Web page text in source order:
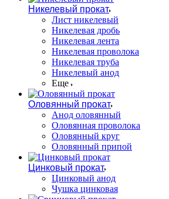
Никелевый прокат
Лист никелевый
Никелевая дробь
Никелевая лента
Никелевая проволока
Никелевая труба
Никелевый анод
Еще
Оловянный прокат
Анод оловянный
Оловянная проволока
Оловянный круг
Оловянный припой
Цинковый прокат
Цинковый анод
Чушка цинковая